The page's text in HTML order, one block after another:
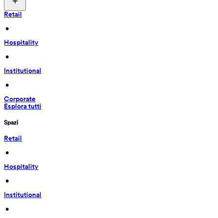
Retail
•
Hospitality
•
Institutional
•
Corporate
Esplora tutti
Spazi
Retail
•
Hospitality
•
Institutional
•